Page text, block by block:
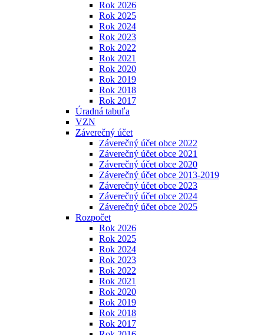
Rok 2026
Rok 2025
Rok 2024
Rok 2023
Rok 2022
Rok 2021
Rok 2020
Rok 2019
Rok 2018
Rok 2017
Úradná tabuľa
VZN
Záverečný účet
Záverečný účet obce 2022
Záverečný účet obce 2021
Záverečný účet obce 2020
Záverečný účet obce 2013-2019
Záverečný účet obce 2023
Záverečný účet obce 2024
Záverečný účet obce 2025
Rozpočet
Rok 2026
Rok 2025
Rok 2024
Rok 2023
Rok 2022
Rok 2021
Rok 2020
Rok 2019
Rok 2018
Rok 2017